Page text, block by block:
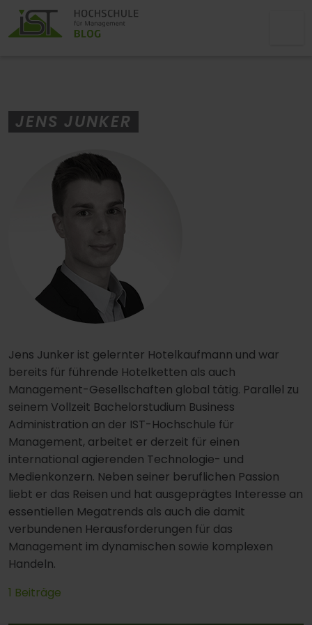
JENS JUNKER
Jens Junker ist gelernter Hotelkaufmann und war
bereits für führende Hotelketten als auch
Management-Gesellschaften global tätig. Parallel zu
seinem Vollzeit Bachelorstudium Business
Administration an der IST-Hochschule für
Management, arbeitet er derzeit für einen
international agierenden Technologie- und
Medienkonzern. Neben seiner beruflichen Passion
liebt er das Reisen und hat ausgeprägtes Interesse an
essentiellen Megatrends als auch die damit
verbundenen Herausforderungen für das
Management im dynamischen sowie komplexen
Handeln.
1 Beiträge